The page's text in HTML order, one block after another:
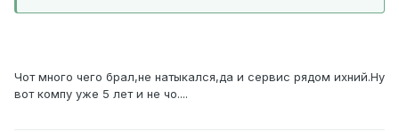
Чот много чего брал,не натыкался,да и сервис рядом ихний.Ну
вот компу уже 5 лет и не чо....